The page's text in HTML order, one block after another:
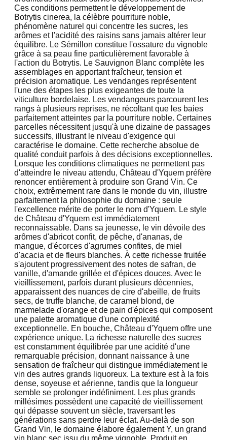
Ces conditions permettent le développement de
Botrytis cinerea, la célèbre pourriture noble,
phénomène naturel qui concentre les sucres, les
arômes et l'acidité des raisins sans jamais altérer leur
équilibre. Le Sémillon constitue l'ossature du vignoble
grâce à sa peau fine particulièrement favorable à
l'action du Botrytis. Le Sauvignon Blanc complète les
assemblages en apportant fraîcheur, tension et
précision aromatique. Les vendanges représentent
l'une des étapes les plus exigeantes de toute la
viticulture bordelaise. Les vendangeurs parcourent les
rangs à plusieurs reprises, ne récoltant que les baies
parfaitement atteintes par la pourriture noble. Certaines
parcelles nécessitent jusqu'à une dizaine de passages
successifs, illustrant le niveau d'exigence qui
caractérise le domaine. Cette recherche absolue de
qualité conduit parfois à des décisions exceptionnelles.
Lorsque les conditions climatiques ne permettent pas
d'atteindre le niveau attendu, Château d'Yquem préfère
renoncer entièrement à produire son Grand Vin. Ce
choix, extrêmement rare dans le monde du vin, illustre
parfaitement la philosophie du domaine : seule
l'excellence mérite de porter le nom d'Yquem. Le style
de Château d'Yquem est immédiatement
reconnaissable. Dans sa jeunesse, le vin dévoile des
arômes d'abricot confit, de pêche, d'ananas, de
mangue, d'écorces d'agrumes confites, de miel
d'acacia et de fleurs blanches. À cette richesse fruitée
s'ajoutent progressivement des notes de safran, de
vanille, d'amande grillée et d'épices douces. Avec le
vieillissement, parfois durant plusieurs décennies,
apparaissent des nuances de cire d'abeille, de fruits
secs, de truffe blanche, de caramel blond, de
marmelade d'orange et de pain d'épices qui composent
une palette aromatique d'une complexité
exceptionnelle. En bouche, Château d'Yquem offre une
expérience unique. La richesse naturelle des sucres
est constamment équilibrée par une acidité d'une
remarquable précision, donnant naissance à une
sensation de fraîcheur qui distingue immédiatement le
vin des autres grands liquoreux. La texture est à la fois
dense, soyeuse et aérienne, tandis que la longueur
semble se prolonger indéfiniment. Les plus grands
millésimes possèdent une capacité de vieillissement
qui dépasse souvent un siècle, traversant les
générations sans perdre leur éclat. Au-delà de son
Grand Vin, le domaine élabore également Y, un grand
vin blanc sec issu du même vignoble. Produit en